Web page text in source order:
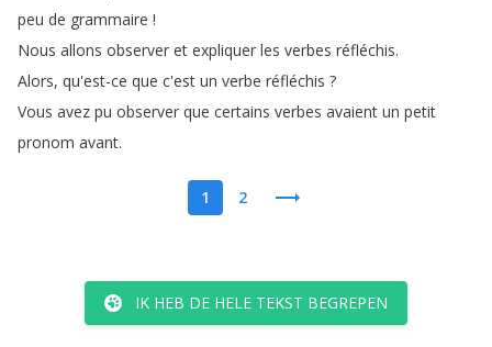
peu de grammaire !
Nous allons observer et expliquer les verbes réfléchis.
Alors, qu'est-ce que c'est un verbe réfléchis ?
Vous avez pu observer que certains verbes avaient un petit
pronom avant.
1 2
IK HEB DE HELE TEKST BEGREPEN